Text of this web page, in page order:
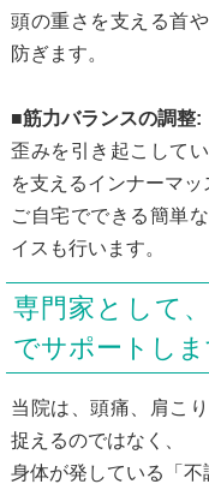
頭の重さを支える首
防ぎます。
■筋力バランスの調整:
歪みを引き起こして
を支えるインナーマッ
ご自宅でできる簡単
イスも行います。
専門家として
でサポートし
当院は、頭痛、肩こ
捉えるのではなく、
身体が発している「不